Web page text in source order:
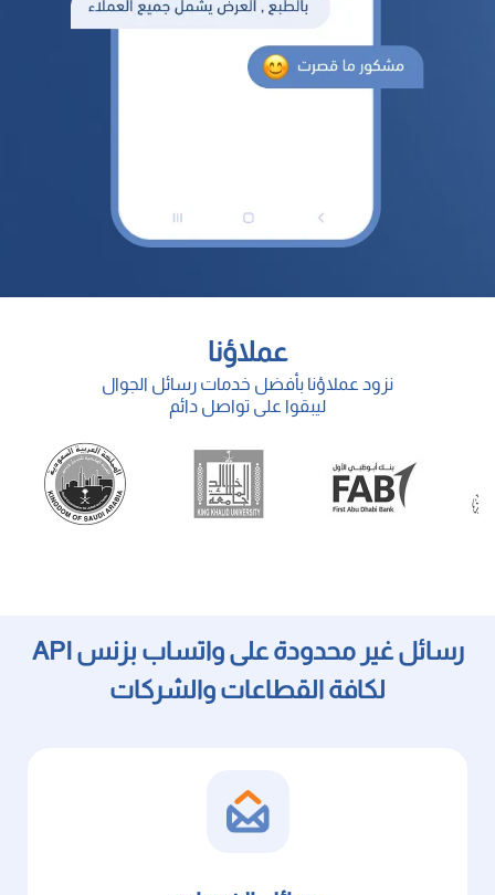
عملاؤنا
نزود عملاؤنا بأفضل خدمات رسائل الجوال
ليبقوا على تواصل دائم
رسائل غير محدودة على واتساب بزنس API
لكافة القطاعات والشركات